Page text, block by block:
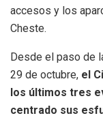
accesos y los
Cheste.
Desde el paso de
29 de octubre, el
los últimos tres
centrado sus